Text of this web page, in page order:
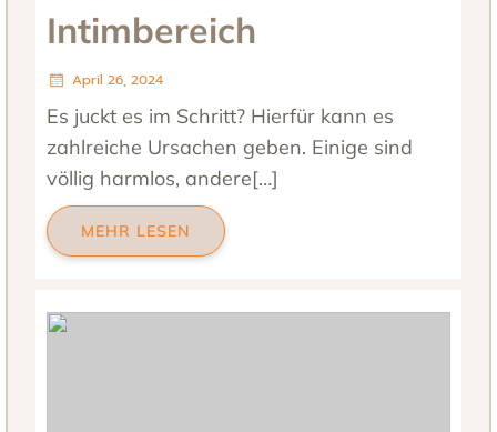
Intimbereich
April 26, 2024
Es juckt es im Schritt? Hierfür kann es
zahlreiche Ursachen geben. Einige sind
völlig harmlos, andere[…]
MEHR LESEN